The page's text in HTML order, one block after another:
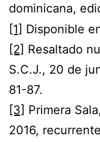
dominicana,
[1] Disponible
[2] Resaltado
S.C.J., 20 de
81-87.
[3] Primera
2016,